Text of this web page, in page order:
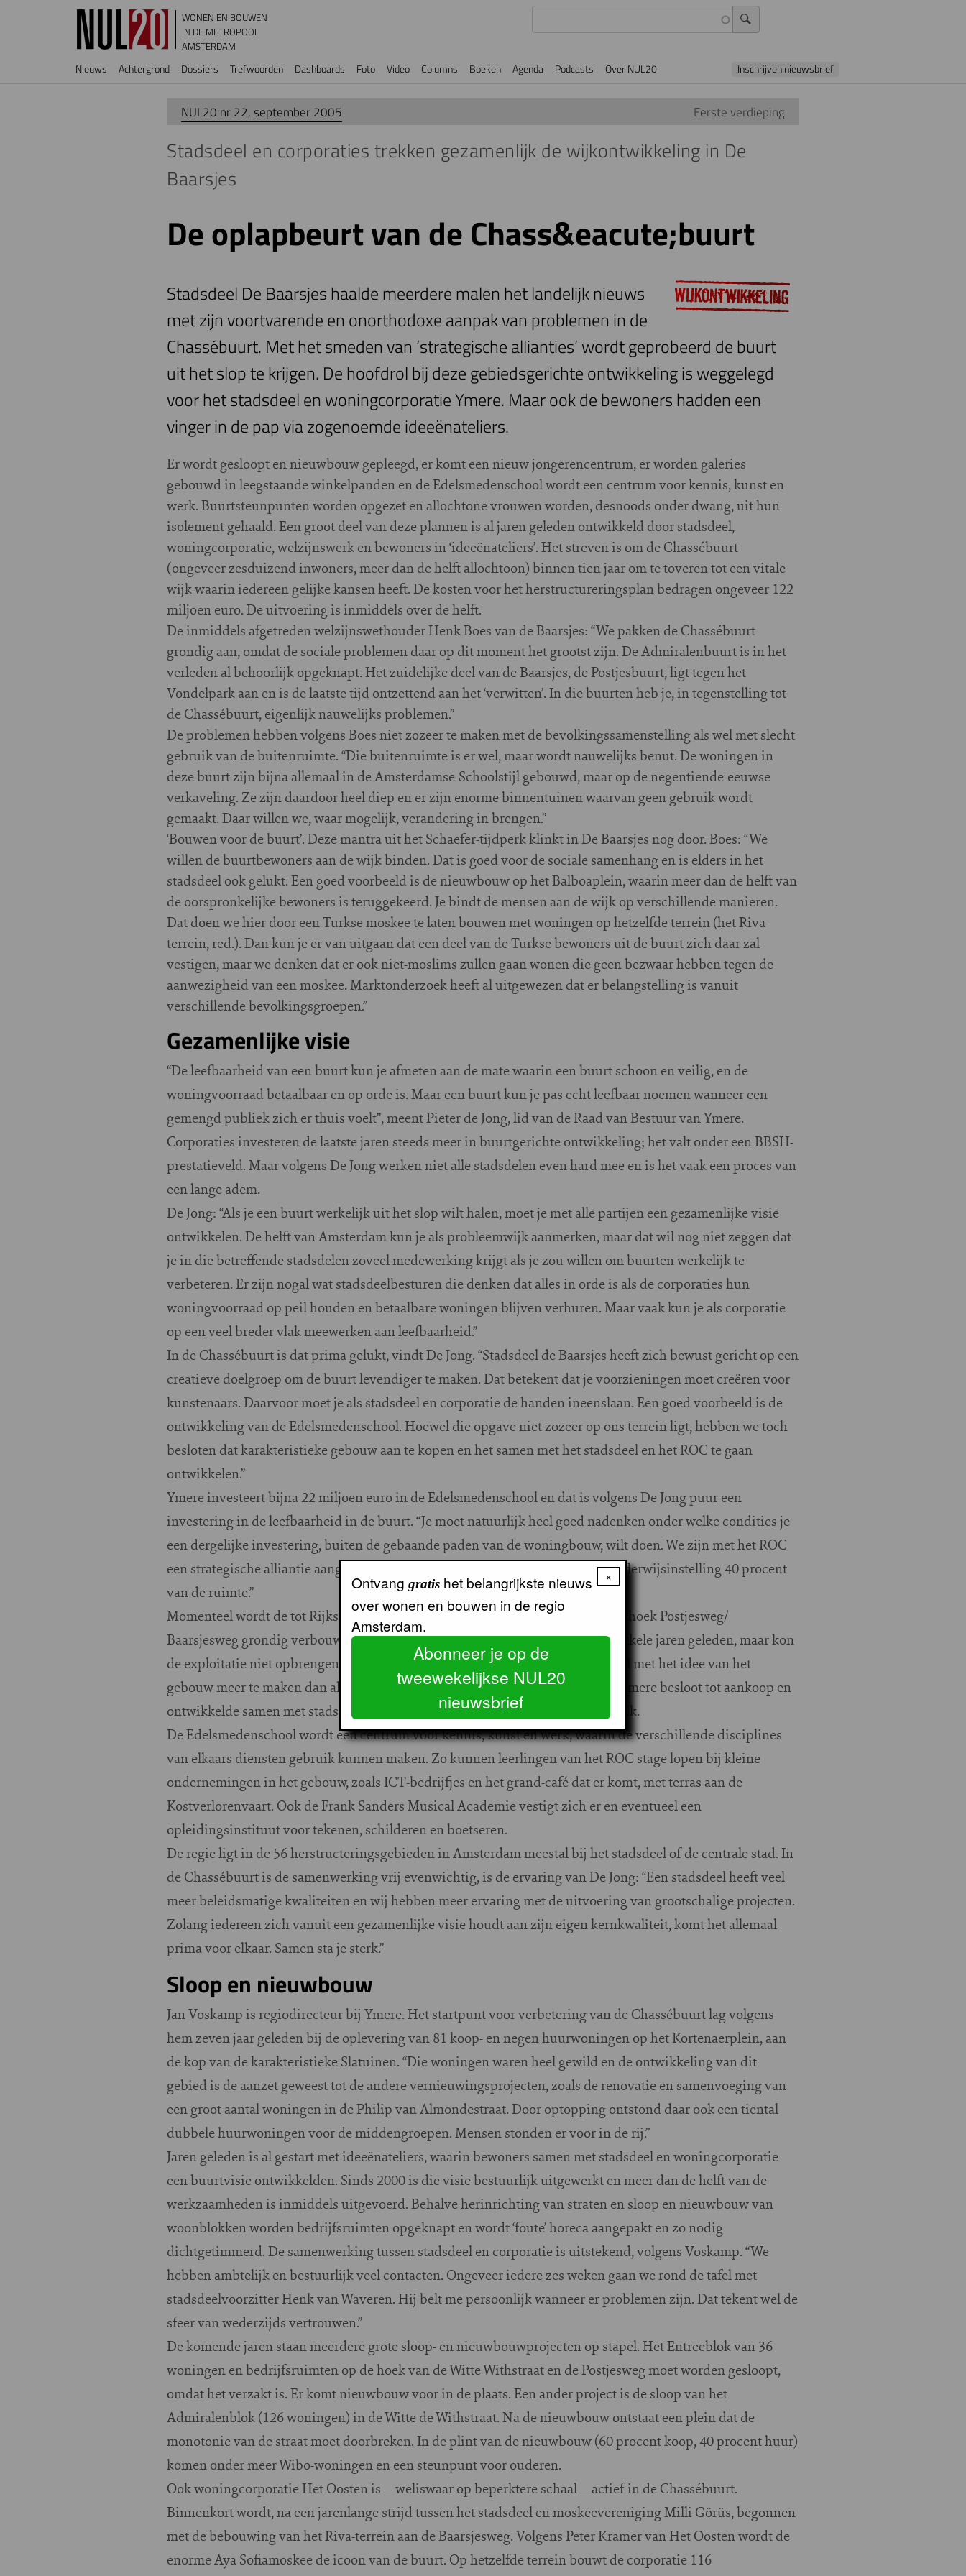
Overslaan en naar de inhoud gaan
WONEN EN BOUWEN
IN DE METROPOOL
AMSTERDAM
Hoofdnavigatie
Nieuws Achtergrond Dossiers Trefwoorden Dashboards Foto Video Columns Boeken Agenda Podcasts Over NUL20 Inschrijven nieuwsbrief
NUL20 nr 22, september 2005 Eerste verdieping
Stadsdeel en corporaties trekken gezamenlijk de wijkontwikkeling in De
Baarsjes
De oplapbeurt van de Chass&eacute;buurt
Stadsdeel De Baarsjes haalde meerdere malen het landelijk nieuws
met zijn voortvarende en onorthodoxe aanpak van problemen in de
Chassébuurt. Met het smeden van ‘strategische allianties’ wordt geprobeerd de buurt
uit het slop te krijgen. De hoofdrol bij deze gebiedsgerichte ontwikkeling is weggelegd
voor het stadsdeel en woningcorporatie Ymere. Maar ook de bewoners hadden een
vinger in de pap via zogenoemde ideeënateliers.
Er wordt gesloopt en nieuwbouw gepleegd, er komt een nieuw jongerencentrum, er worden galeries
gebouwd in leegstaande winkelpanden en de Edelsmedenschool wordt een centrum voor kennis, kunst en
werk. Buurtsteunpunten worden opgezet en allochtone vrouwen worden, desnoods onder dwang, uit hun
isolement gehaald. Een groot deel van deze plannen is al jaren geleden ontwikkeld door stadsdeel,
woningcorporatie, welzijnswerk en bewoners in ‘ideeënateliers’. Het streven is om de Chassébuurt
(ongeveer zesduizend inwoners, meer dan de helft allochtoon) binnen tien jaar om te toveren tot een vitale
wijk waarin iedereen gelijke kansen heeft. De kosten voor het herstructureringsplan bedragen ongeveer 122
miljoen euro. De uitvoering is inmiddels over de helft.
De inmiddels afgetreden welzijnswethouder Henk Boes van de Baarsjes: “We pakken de Chassébuurt
grondig aan, omdat de sociale problemen daar op dit moment het grootst zijn. De Admiralenbuurt is in het
verleden al behoorlijk opgeknapt. Het zuidelijke deel van de Baarsjes, de Postjesbuurt, ligt tegen het
Vondelpark aan en is de laatste tijd ontzettend aan het ‘verwitten’. In die buurten heb je, in tegenstelling tot
de Chassébuurt, eigenlijk nauwelijks problemen.”
De problemen hebben volgens Boes niet zozeer te maken met de bevolkingssamenstelling als wel met slecht
gebruik van de buitenruimte. “Die buitenruimte is er wel, maar wordt nauwelijks benut. De woningen in
deze buurt zijn bijna allemaal in de Amsterdamse-Schoolstijl gebouwd, maar op de negentiende-eeuwse
verkaveling. Ze zijn daardoor heel diep en er zijn enorme binnentuinen waarvan geen gebruik wordt
gemaakt. Daar willen we, waar mogelijk, verandering in brengen.”
‘Bouwen voor de buurt’. Deze mantra uit het Schaefer-tijdperk klinkt in De Baarsjes nog door. Boes: “We
willen de buurtbewoners aan de wijk binden. Dat is goed voor de sociale samenhang en is elders in het
stadsdeel ook gelukt. Een goed voorbeeld is de nieuwbouw op het Balboaplein, waarin meer dan de helft van
de oorspronkelijke bewoners is teruggekeerd. Je bindt de mensen aan de wijk op verschillende manieren.
Dat doen we hier door een Turkse moskee te laten bouwen met woningen op hetzelfde terrein (het Riva-
terrein, red.). Dan kun je er van uitgaan dat een deel van de Turkse bewoners uit de buurt zich daar zal
vestigen, maar we denken dat er ook niet-moslims zullen gaan wonen die geen bezwaar hebben tegen de
aanwezigheid van een moskee. Marktonderzoek heeft al uitgewezen dat er belangstelling is vanuit
verschillende bevolkingsgroepen.”
Gezamenlijke visie
“De leefbaarheid van een buurt kun je afmeten aan de mate waarin een buurt schoon en veilig, en de
woningvoorraad betaalbaar en op orde is. Maar een buurt kun je pas echt leefbaar noemen wanneer een
gemengd publiek zich er thuis voelt”, meent Pieter de Jong, lid van de Raad van Bestuur van Ymere.
Corporaties investeren de laatste jaren steeds meer in buurtgerichte ontwikkeling; het valt onder een BBSH-
prestatieveld. Maar volgens De Jong werken niet alle stadsdelen even hard mee en is het vaak een proces van
een lange adem.
De Jong: “Als je een buurt werkelijk uit het slop wilt halen, moet je met alle partijen een gezamenlijke visie
ontwikkelen. De helft van Amsterdam kun je als probleemwijk aanmerken, maar dat wil nog niet zeggen dat
je in die betreffende stadsdelen zoveel medewerking krijgt als je zou willen om buurten werkelijk te
verbeteren. Er zijn nogal wat stadsdeelbesturen die denken dat alles in orde is als de corporaties hun
woningvoorraad op peil houden en betaalbare woningen blijven verhuren. Maar vaak kun je als corporatie
op een veel breder vlak meewerken aan leefbaarheid.”
In de Chassébuurt is dat prima gelukt, vindt De Jong. “Stadsdeel de Baarsjes heeft zich bewust gericht op een
creatieve doelgroep om de buurt levendiger te maken. Dat betekent dat je voorzieningen moet creëren voor
kunstenaars. Daarvoor moet je als stadsdeel en corporatie de handen ineenslaan. Een goed voorbeeld is de
ontwikkeling van de Edelsmedenschool. Hoewel die opgave niet zozeer op ons terrein ligt, hebben we toch
besloten dat karakteristieke gebouw aan te kopen en het samen met het stadsdeel en het ROC te gaan
ontwikkelen.”
Ymere investeert bijna 22 miljoen euro in de Edelsmedenschool en dat is volgens De Jong puur een
investering in de leefbaarheid in de buurt. “Je moet natuurlijk heel goed nadenken onder welke condities je
een dergelijke investering, buiten de gebaande paden van de woningbouw, wilt doen. We zijn met het ROC
een strategische alliantie aangegaan: wanneer het gebouw klaar is, huurt de onderwijsinstelling 40 procent
van de ruimte.”
Momenteel wordt de tot Rijksmonument uitgeroepen Edelsmedenschool op de hoek Postjesweg/
Baarsjesweg grondig verbouwd. Het ROC van Amsterdam kocht het gebouw enkele jaren geleden, maar kon
de exploitatie niet opbrengen. De school klopte vervolgens aan bij het stadsdeel met het idee van het
gebouw meer te maken dan alleen een onderwijsinstelling. Woningcorporatie Ymere besloot tot aankoop en
ontwikkelde samen met stadsdeel en ROC plannen voor het toekomstige gebruik.
De Edelsmedenschool wordt een centrum voor kennis, kunst en werk, waarin de verschillende disciplines
van elkaars diensten gebruik kunnen maken. Zo kunnen leerlingen van het ROC stage lopen bij kleine
ondernemingen in het gebouw, zoals ICT-bedrijfjes en het grand-café dat er komt, met terras aan de
Kostverlorenvaart. Ook de Frank Sanders Musical Academie vestigt zich er en eventueel een
opleidingsinstituut voor tekenen, schilderen en boetseren.
De regie ligt in de 56 herstructeringsgebieden in Amsterdam meestal bij het stadsdeel of de centrale stad. In
de Chassébuurt is de samenwerking vrij evenwichtig, is de ervaring van De Jong: “Een stadsdeel heeft veel
meer beleidsmatige kwaliteiten en wij hebben meer ervaring met de uitvoering van grootschalige projecten.
Zolang iedereen zich vanuit een gezamenlijke visie houdt aan zijn eigen kernkwaliteit, komt het allemaal
prima voor elkaar. Samen sta je sterk.”
Sloop en nieuwbouw
Jan Voskamp is regiodirecteur bij Ymere. Het startpunt voor verbetering van de Chassébuurt lag volgens
hem zeven jaar geleden bij de oplevering van 81 koop- en negen huurwoningen op het Kortenaerplein, aan
de kop van de karakteristieke Slatuinen. “Die woningen waren heel gewild en de ontwikkeling van dit
gebied is de aanzet geweest tot de andere vernieuwingsprojecten, zoals de renovatie en samenvoeging van
een groot aantal woningen in de Philip van Almondestraat. Door optopping ontstond daar ook een tiental
dubbele huurwoningen voor de middengroepen. Mensen stonden er voor in de rij.”
Jaren geleden is al gestart met ideeënateliers, waarin bewoners samen met stadsdeel en woningcorporatie
een buurtvisie ontwikkelden. Sinds 2000 is die visie bestuurlijk uitgewerkt en meer dan de helft van de
werkzaamheden is inmiddels uitgevoerd. Behalve herinrichting van straten en sloop en nieuwbouw van
woonblokken worden bedrijfsruimten opgeknapt en wordt ‘foute’ horeca aangepakt en zo nodig
dichtgetimmerd. De samenwerking tussen stadsdeel en corporatie is uitstekend, volgens Voskamp. “We
hebben ambtelijk en bestuurlijk veel contacten. Ongeveer iedere zes weken gaan we rond de tafel met
stadsdeelvoorzitter Henk van Waveren. Hij belt me persoonlijk wanneer er problemen zijn. Dat tekent wel de
sfeer van wederzijds vertrouwen.”
De komende jaren staan meerdere grote sloop- en nieuwbouwprojecten op stapel. Het Entreeblok van 36
woningen en bedrijfsruimten op de hoek van de Witte Withstraat en de Postjesweg moet worden gesloopt,
omdat het verzakt is. Er komt nieuwbouw voor in de plaats. Een ander project is de sloop van het
Admiralenblok (126 woningen) in de Witte de Withstraat. Na de nieuwbouw ontstaat een plein dat de
monotonie van de straat moet doorbreken. In de plint van de nieuwbouw (60 procent koop, 40 procent huur)
komen onder meer Wibo-woningen en een steunpunt voor ouderen.
Ook woningcorporatie Het Oosten is – weliswaar op beperktere schaal – actief in de Chassébuurt.
Binnenkort wordt, na een jarenlange strijd tussen het stadsdeel en moskeevereniging Milli Görüs, begonnen
met de bebouwing van het Riva-terrein aan de Baarsjesweg. Volgens Peter Kramer van Het Oosten wordt de
enorme Aya Sofiamoskee de icoon van de buurt. Op hetzelfde terrein bouwt de corporatie 116
×
Ontvang gratis het belangrijkste nieuws
over wonen en bouwen in de regio
Amsterdam.
Abonneer je op de
tweewekelijkse NUL20
nieuwsbrief